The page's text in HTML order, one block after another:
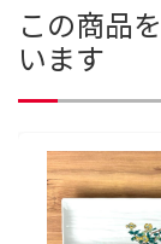
この商品
います